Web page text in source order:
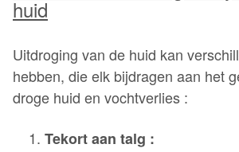
huid
Uitdroging van de huid kan
hebben, die elk bijdragen aan het
droge huid en vochtverlies :
Tekort aan talg :